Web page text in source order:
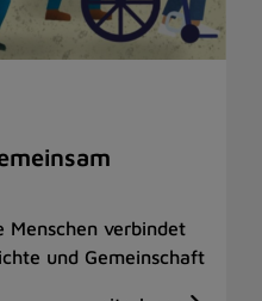
Menschen verbindet
und Gemeinschaft